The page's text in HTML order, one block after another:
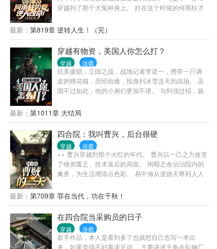
松而又甜甜的日常，兄弟们快来看。
穿越到了那个大冤种身上。 好在这个时候的何雨柱才
领悟力系统，任何技能都能无限领悟，且上限极高！
国宴大师，国术大师，农学大师等等。 这一世他势必
要活出不一样的人生，也要改变自己的命运。 而且最
主要的是要远离四合院那帮禽兽！ 让何雨柱获得不一
样的人生！
最新： 第819章 逆转人生！（完）
穿越有物资，美国人你怎么打？
穿越 连载
抗美援朝，立国之战，战地记者李诺一，携带一只调
皮的狸花猫，历经劫难，投身到冰雪连天的战场。 丑
国不过如此，他的小弟们更加不堪。 与列强过招，扬
最新： 第1011章 大结局
四合院：我叫曹兴，后台很硬
穿越 连载
++ 曹兴穿越到那个火红的年代。 曹兴以一己之力改变
了物资匮乏、技术落后的局面。 闲暇之余治治院内的
禽兽，为生活增添点色彩。 易中海从道德天尊到人人
了亡灵精神病。 棒梗半死不活。 阎埠贵：幸亏没得罪
过这小子，否则他能笑着把人玩死！ 院里的事只是生
活的调味剂，院外的世界更加精彩。 每件大事似乎都
有曹兴的身影，他身为热血青年，祖国强大才是他的
心中梦想。 院内破事畜生多，别惹曹兴还能活。 国家
大事也掺和，当个老六谁能说？
最新： 第709章 罪在当代，功在千秋！
在四合院当采购员的日子
穿越 连载
新手作品，本人是看到多了也就想自己也写一本出
来，如果觉得不好看请见谅。 主要讲述主角在轧钢厂